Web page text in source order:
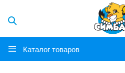
Каталог товаров